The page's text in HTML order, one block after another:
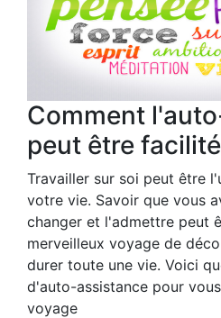
Comment
peut être
Travailler sur soi peut être
votre vie. Savoir que vous
changer et l'admettre peut
merveilleux voyage de
durer toute une vie. Voici
d'auto-assistance pour
voyage